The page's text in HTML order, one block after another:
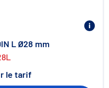
L Ø28 mm
le tarif